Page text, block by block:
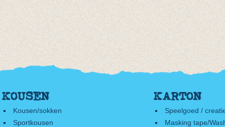
KOUSEN
Kousen/sokken
Sportkousen
KARTON
Speelgoed /
Masking tape/